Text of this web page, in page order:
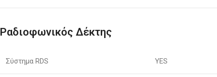
Ραδιοφωνικός Δέκτης
Σύστημα RDS YES